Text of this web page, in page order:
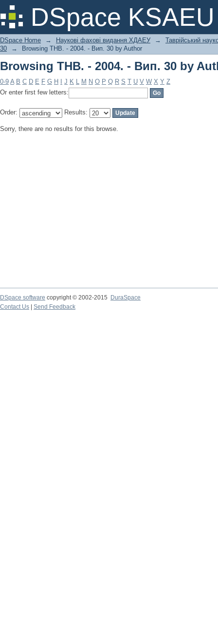
DSpace KSAEU
Browsing ТНВ. - 2004. - Вип. 30 by
DSpace Home → Наукові фахові видання ХДАЕУ →
Таврійський
30
→ Browsing ТНВ. - 2004. - Вип. 30 by Author
Browsing ТНВ. - 2004. - Вип. 30 by
0-9 A B C D E F G H J K L M N O P Q R S T U V W X Y Z
Or enter first few letters:
Order: Results:
Sorry, there are no results for this browse.
DSpace software copyright © 2002-2015
DuraSpace
Contact Us
Send Feedback